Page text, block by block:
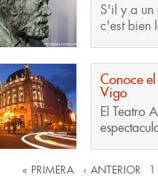
S'il y a un
c'est bien
Conoce
Vigo
El Teatro
« PRIMERA ‹ ANTERIOR 1